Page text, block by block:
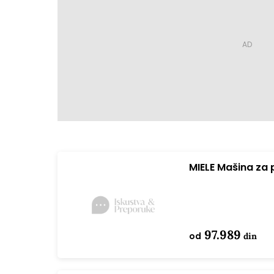
MIELE Mašina
od 97.989 din